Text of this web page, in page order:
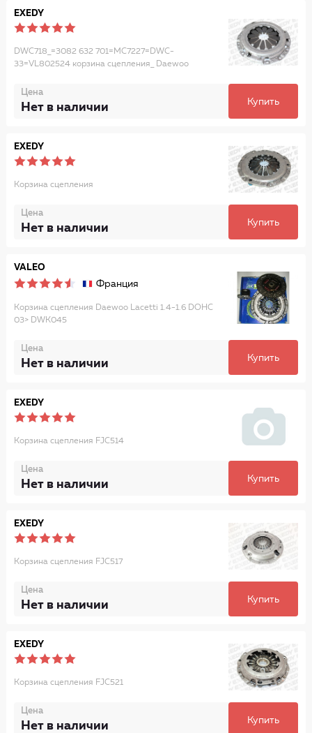
EXEDY
DWC718_=3082 632 701=MC7227=DWC-
33=VL802524 корзина сцепления_ Daewoo
Цена
Нет в наличии Купить
EXEDY
Корзина сцепления
Цена
Нет в наличии Купить
VALEO
Франция
Корзина сцепления Daewoo Lacetti 1.4-1.6 DOHC
03> DWK045
Цена
Нет в наличии Купить
EXEDY
Корзина сцепления FJC514
Цена
Нет в наличии Купить
EXEDY
Корзина сцепления FJC517
Цена
Нет в наличии Купить
EXEDY
Корзина сцепления FJC521
Цена
Нет в наличии Купить